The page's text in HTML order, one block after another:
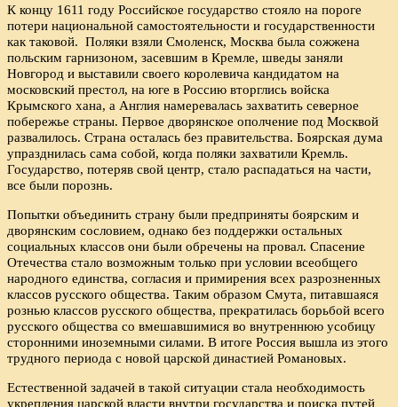
К концу 1611 году Российское государство стояло на пороге
потери национальной самостоятельности и государственности
как таковой. Поляки взяли Смоленск, Москва была сожжена
польским гарнизоном, засевшим в Кремле, шведы заняли
Новгород и выставили своего королевича кандидатом на
московский престол, на юге в Россию вторглись войска
Крымского хана, а Англия намеревалась захватить северное
побережье страны. Первое дворянское ополчение под Москвой
развалилось. Страна осталась без правительства. Боярская дума
упразднилась сама собой, когда поляки захватили Кремль.
Государство, потеряв свой центр, стало распадаться на части,
все были порознь.
Попытки объединить страну были предприняты боярским и
дворянским сословием, однако без поддержки остальных
социальных классов они были обречены на провал. Спасение
Отечества стало возможным только при условии всеобщего
народного единства, согласия и примирения всех разрозненных
классов русского общества. Таким образом Смута, питавшаяся
рознью классов русского общества, прекратилась борьбой всего
русского общества со вмешавшимися во внутреннюю усобицу
сторонними иноземными силами. В итоге Россия вышла из этого
трудного периода с новой царской династией Романовых.
Естественной задачей в такой ситуации стала необходимость
укрепления царской власти внутри государства и поиска путей